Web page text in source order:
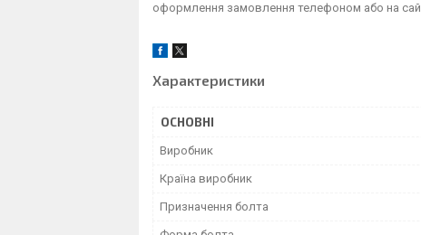
оформлення замовлення телефоном або на
Характеристики
ОСНОВНІ
Виробник
Країна виробник
Призначення болта